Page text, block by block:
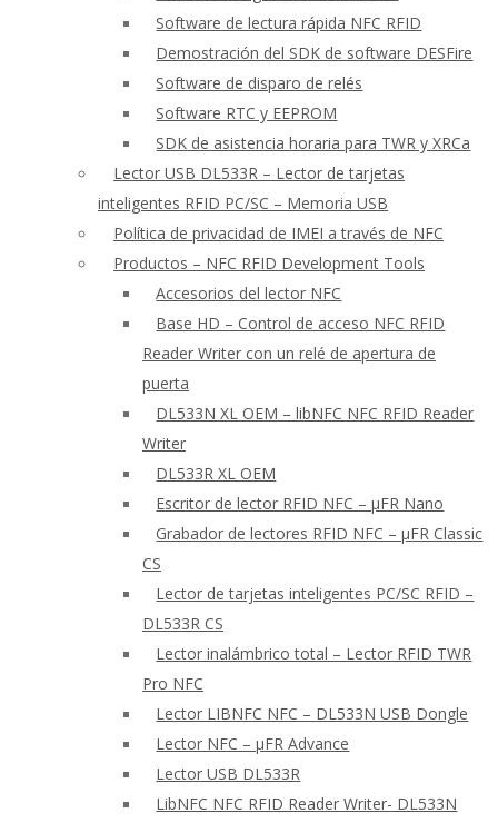
Software de lectura rápida NFC RFID
Demostración del SDK de software DESFire
Software de disparo de relés
Software RTC y EEPROM
SDK de asistencia horaria para TWR y XRCa
Lector USB DL533R – Lector de tarjetas
inteligentes RFID PC/SC – Memoria USB
Política de privacidad de IMEI a través de NFC
Productos – NFC RFID Development Tools
Accesorios del lector NFC
Base HD – Control de acceso NFC RFID
Reader Writer con un relé de apertura de
puerta
DL533N XL OEM – libNFC NFC RFID Reader
Writer
DL533R XL OEM
Escritor de lector RFID NFC – μFR Nano
Grabador de lectores RFID NFC – μFR Classic
CS
Lector de tarjetas inteligentes PC/SC RFID –
DL533R CS
Lector inalámbrico total – Lector RFID TWR
Pro NFC
Lector LIBNFC NFC – DL533N USB Dongle
Lector NFC – μFR Advance
Lector USB DL533R
LibNFC NFC RFID Reader Writer- DL533N